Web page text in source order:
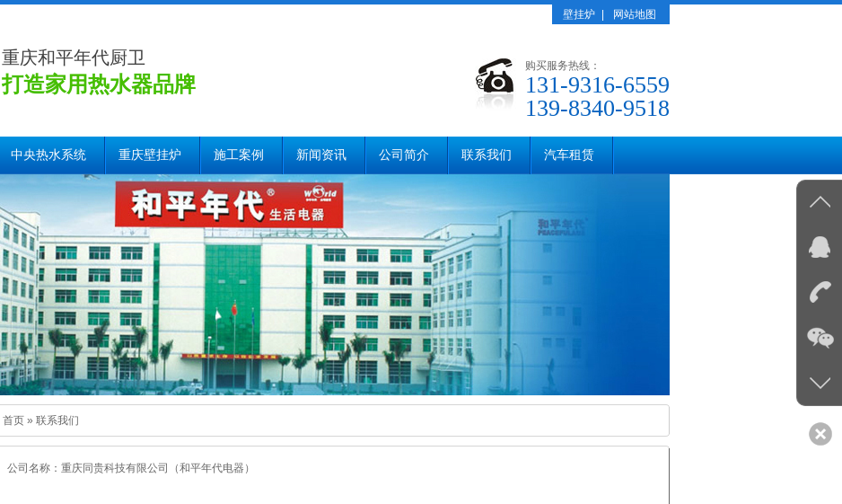
壁挂炉 网站地图
重庆和平年代厨卫
打造家用热水器品牌
购买服务热线：
131-9316-6559
139-8340-9518
中央热水系统 重庆壁挂炉 施工案例 新闻资讯 公司简介 联系我们 汽车租赁
首页 » 联系我们
公司名称：重庆同贵科技有限公司（和平年代电器）